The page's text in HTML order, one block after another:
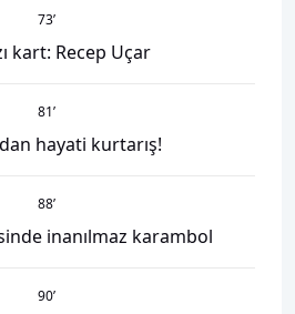
73’
kart: Recep Uçar
81’
hayati kurtarış!
88’
inanılmaz karambol
90’